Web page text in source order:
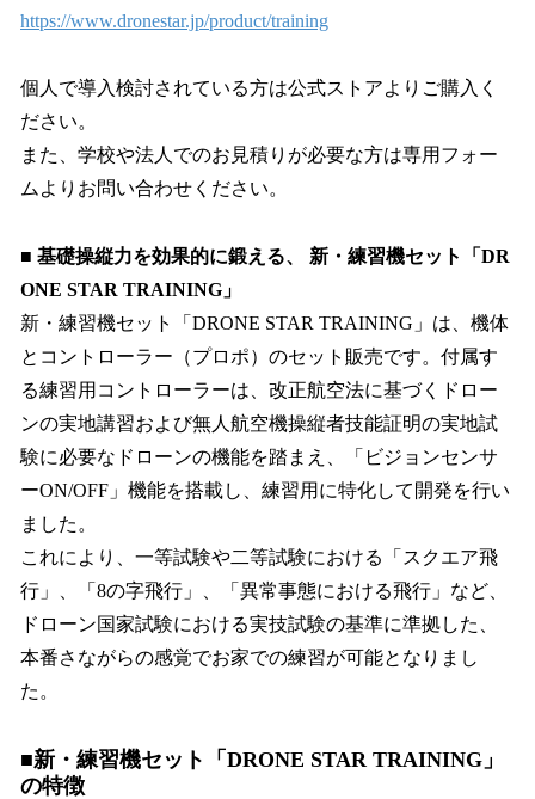
https://www.dronestar.jp/product/training
個人で導入検討されている方は公式ストアよりご購入く
ださい。
また、学校や法人でのお見積りが必要な方は専用フォー
ムよりお問い合わせください。
■ 基礎操縦力を効果的に鍛える、 新・練習機セット「DR
ONE STAR TRAINING」
新・練習機セット「DRONE STAR TRAINING」は、機体
とコントローラー（プロポ）のセット販売です。付属す
る練習用コントローラーは、改正航空法に基づくドロー
ンの実地講習および無人航空機操縦者技能証明の実地試
験に必要なドローンの機能を踏まえ、「ビジョンセンサ
ーON/OFF」機能を搭載し、練習用に特化して開発を行い
ました。
これにより、一等試験や二等試験における「スクエア飛
行」、「8の字飛行」、「異常事態における飛行」など、
ドローン国家試験における実技試験の基準に準拠した、
本番さながらの感覚でお家での練習が可能となりまし
た。
■新・練習機セット「DRONE STAR TRAINING」
の特徴